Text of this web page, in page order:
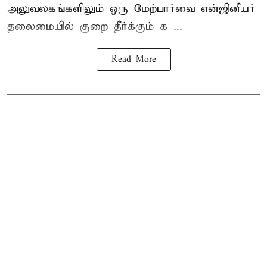
அலுவலகங்களிலும் ஒரு மேற்பார்வை என்ஜினீயர்
தலைமையில் குறை தீர்க்கும் க ...
Read More